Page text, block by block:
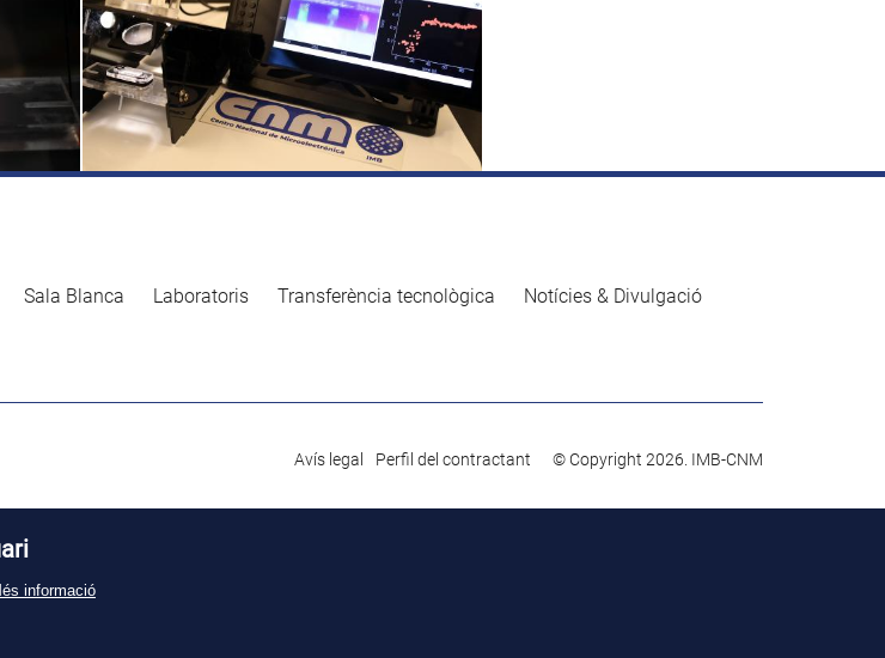
Sala Blanca Laboratoris Transferència tecnològica Notícies & Divulgació
Avís legal Perfil del contractant © Copyright 2026. IMB-CNM
informació